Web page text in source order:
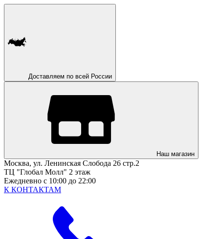
Доставляем по всей России
Наш магазин
Москва, ул. Ленинская Слобода 26 стр.2
ТЦ "Глобал Молл" 2 этаж
Ежедневно с 10:00 до 22:00
К КОНТАКТАМ